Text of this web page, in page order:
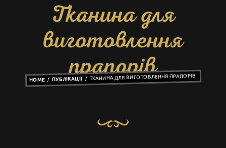
Тканина для
виготовлення
прапорів
HOME ПУБЛІКАЦІЇ ТКАНИНА ДЛЯ ВИГОТОВЛЕННЯ ПРАПОРІВ